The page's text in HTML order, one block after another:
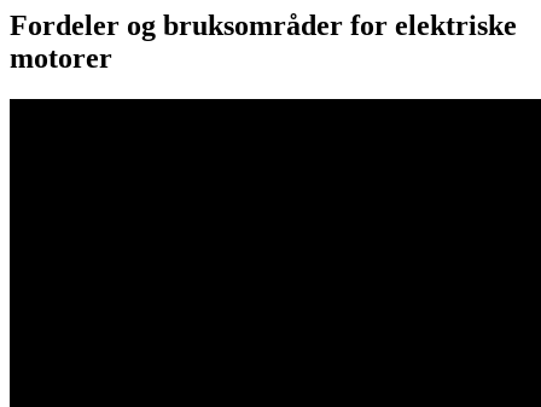
Fordeler og bruksområder for elektriske
motorer